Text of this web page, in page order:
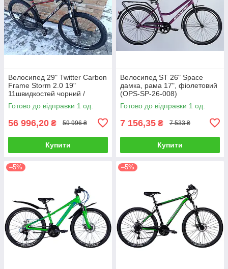
Велосипед 29" Twitter Carbon
Frame Storm 2.0 19"
11швидкостей чорний /
червоний (Carbon-29-119)
Готово до відправки 1 од.
56 996,20 ₴ 59 996 ₴
Купити
Велосипед ST 26" Space
дамка, рама 17", фіолетовий
(OPS-SP-26-008)
Готово до відправки 1 од.
7 156,35 ₴ 7 533 ₴
Купити
–5% –5%